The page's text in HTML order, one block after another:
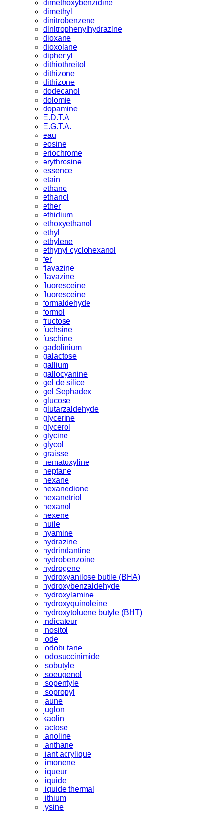
dimethoxybenzidine
dimethyl
dinitrobenzene
dinitrophenylhydrazine
dioxane
dioxolane
diphenyl
dithiothreitol
dithizone
dithizone
dodecanol
dolomie
dopamine
E.D.T.A
E.G.T.A.
eau
eosine
eriochrome
erythrosine
essence
etain
ethane
ethanol
ether
ethidium
ethoxyethanol
ethyl
ethylene
ethynyl cyclohexanol
fer
flavazine
flavazine
fluoresceine
fluoresceine
formaldehyde
formol
fructose
fuchsine
fuschine
gadolinium
galactose
gallium
gallocyanine
gel de silice
gel Sephadex
glucose
glutarzaldehyde
glycerine
glycerol
glycine
glycol
graisse
hematoxyline
heptane
hexane
hexanedione
hexanetriol
hexanol
hexene
huile
hyamine
hydrazine
hydrindantine
hydrobenzoine
hydrogene
hydroxyanilose butile (BHA)
hydroxybenzaldehyde
hydroxylamine
hydroxyquinoleine
hydroxytoluene butyle (BHT)
indicateur
inositol
iode
iodobutane
iodosuccinimide
isobutyle
isoeugenol
isopentyle
isopropyl
jaune
juglon
kaolin
lactose
lanoline
lanthane
liant acrylique
limonene
liqueur
liquide
liquide thermal
lithium
lysine